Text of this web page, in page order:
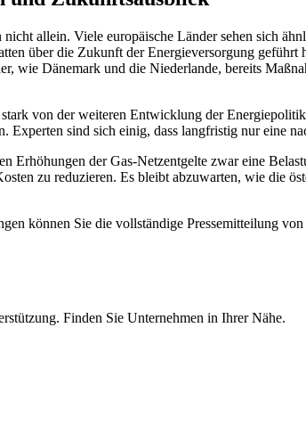
allein. Viele europäische Länder sehen sich
über die Zukunft der Energieversorgung
wie Dänemark und die Niederlande, bereits
von der weiteren Entwicklung der
Experten sind sich einig, dass langfristig nur eine
Erhöhungen der Gas-Netzentgelte zwar eine
zu reduzieren. Es bleibt abzuwarten, wie die
können Sie die vollständige Pressemitteilung
Finden Sie Unternehmen in Ihrer Nähe.